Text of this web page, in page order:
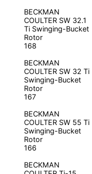
BECKMAN
COULTER SW 32.1
Ti Swinging-Bucket
Rotor
168
BECKMAN
COULTER SW 32 Ti
Swinging-Bucket
Rotor
167
BECKMAN
COULTER SW 55 Ti
Swinging-Bucket
Rotor
166
BECKMAN